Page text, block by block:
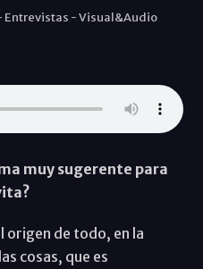
Entrevistas -Visual&Audio
muy sugerente para
origen de todo, en la
cosas, que es